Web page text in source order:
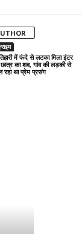
में फंदे से लटका मिला इंटर
का शव, गांव की लड़की से
रहा था प्रेम प्रसंग